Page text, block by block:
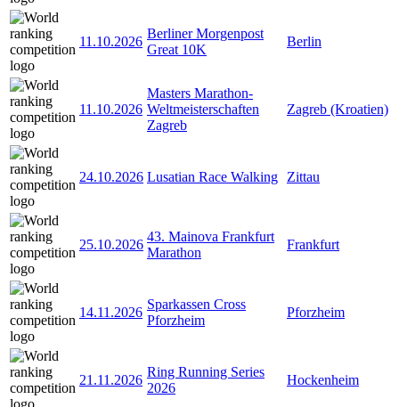
11.10.2026
Berliner Morgenpost
Great 10K
Berlin
11.10.2026
Masters Marathon-
Weltmeisterschaften
Zagreb
Zagreb (Kroatien)
24.10.2026 Lusatian Race Walking Zittau
25.10.2026
43. Mainova Frankfurt
Marathon
Frankfurt
14.11.2026
Sparkassen Cross
Pforzheim
Pforzheim
21.11.2026
Ring Running Series
2026
Hockenheim